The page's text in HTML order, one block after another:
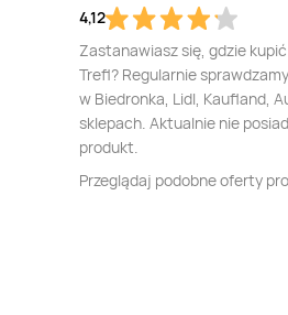
4,12
Zastanawiasz się, gdzie
Trefl? Regularnie
w Biedronka, Lidl, Kaufland,
sklepach. Aktualnie nie
produkt.
Przeglądaj podobne oferty